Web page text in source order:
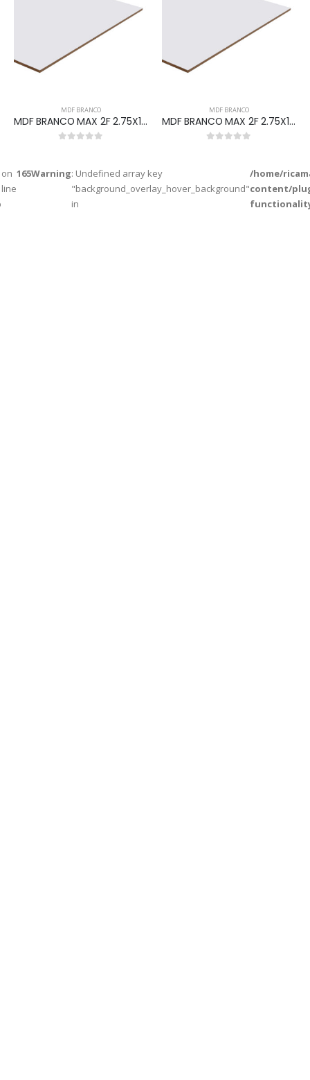
MDF BRANCO
MDF BRANCO MAX 2F 2.75X1.85X15MM
MDF BRANCO
MDF BRANCO MAX 2F 2.75X1.85X06MM
on
line
165Warning: Undefined array key
"background_overlay_hover_background"
in
/home/
content/